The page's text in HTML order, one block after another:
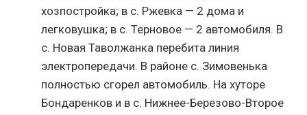
хозпостройка; в с. Ржевка — 2 дома и
легковушка; в с. Терновое — 2 автомобиля. В
с. Новая Таволжанка перебита линия
электропередачи. В районе с. Зимовенька
полностью сгорел автомобиль. На хуторе
Бондаренков и в с. Нижнее-Березово-Второе